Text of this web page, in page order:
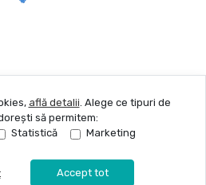
Solicită vizionare
află detalii. Alege ce tipuri de
să permitem:
Statistică Marketing
Accept tot